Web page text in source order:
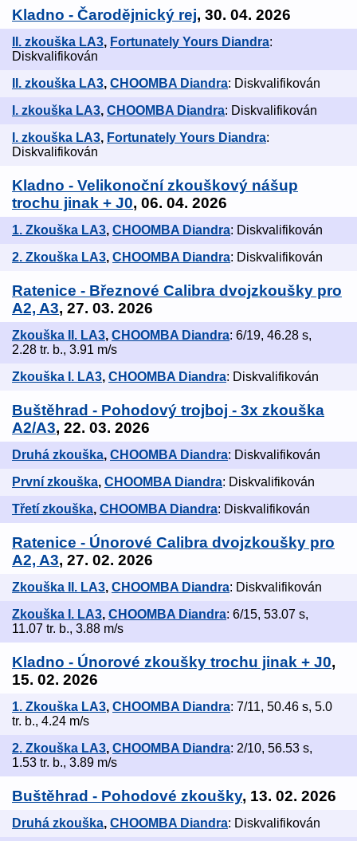
Kladno - Čarodějnický rej, 30. 04. 2026
II. zkouška LA3, Fortunately Yours Diandra:
Diskvalifikován
II. zkouška LA3, CHOOMBA Diandra: Diskvalifikován
I. zkouška LA3, CHOOMBA Diandra: Diskvalifikován
I. zkouška LA3, Fortunately Yours Diandra:
Diskvalifikován
Kladno - Velikonoční zkouškový nášup
trochu jinak + J0, 06. 04. 2026
1. Zkouška LA3, CHOOMBA Diandra: Diskvalifikován
2. Zkouška LA3, CHOOMBA Diandra: Diskvalifikován
Ratenice - Březnové Calibra dvojzkoušky pro
A2, A3, 27. 03. 2026
Zkouška II. LA3, CHOOMBA Diandra: 6/19, 46.28 s,
2.28 tr. b., 3.91 m/s
Zkouška I. LA3, CHOOMBA Diandra: Diskvalifikován
Buštěhrad - Pohodový trojboj - 3x zkouška
A2/A3, 22. 03. 2026
Druhá zkouška, CHOOMBA Diandra: Diskvalifikován
První zkouška, CHOOMBA Diandra: Diskvalifikován
Třetí zkouška, CHOOMBA Diandra: Diskvalifikován
Ratenice - Únorové Calibra dvojzkoušky pro
A2, A3, 27. 02. 2026
Zkouška II. LA3, CHOOMBA Diandra: Diskvalifikován
Zkouška I. LA3, CHOOMBA Diandra: 6/15, 53.07 s,
11.07 tr. b., 3.88 m/s
Kladno - Únorové zkoušky trochu jinak + J0,
15. 02. 2026
1. Zkouška LA3, CHOOMBA Diandra: 7/11, 50.46 s, 5.0
tr. b., 4.24 m/s
2. Zkouška LA3, CHOOMBA Diandra: 2/10, 56.53 s,
1.53 tr. b., 3.89 m/s
Buštěhrad - Pohodové zkoušky, 13. 02. 2026
Druhá zkouška, CHOOMBA Diandra: Diskvalifikován